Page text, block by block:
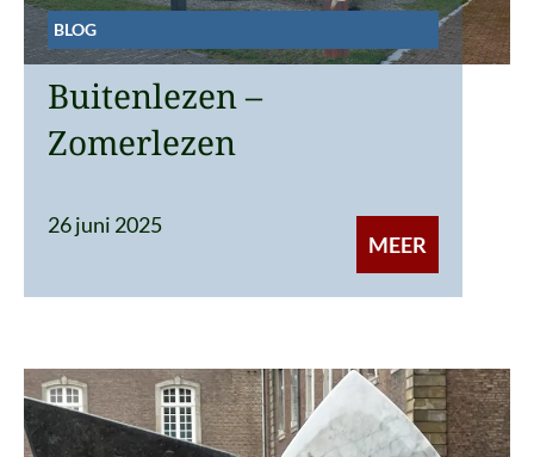
BLOG
Buitenlezen –
Zomerlezen
26 juni 2025
MEER